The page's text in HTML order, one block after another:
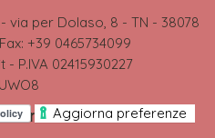
via per Dolaso, 8 - TN - 38078
+39 0465734099
- P.IVA 02415930227
Aggiorna preferenze